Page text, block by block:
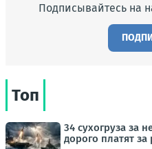
Подписывайтесь на
Топ
34 сухогруза за
дорого платят